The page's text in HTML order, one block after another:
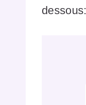
dessous: